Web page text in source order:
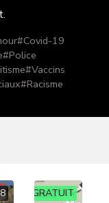
#Covid-19
#Police
#Vaccins
#Racisme
GRATUIT